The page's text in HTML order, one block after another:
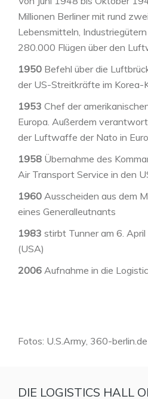
Millionen Berliner mit rund
Lebensmitteln,
280.000 Flügen über den
1950 Befehl über die
der US-Streitkräfte im Korea-
1953 Chef der
Europa. Außerdem
der Luftwaffe der Nato in
1958 Übernahme des
Air Transport Service in den
1960 Ausscheiden aus dem
eines Generalleutnants
1983 stirbt Tunner am 6. April
(USA)
2006 Aufnahme in die
Fotos: U.S.Army, 360-berlin.de
DIE LOGISTICS HALL